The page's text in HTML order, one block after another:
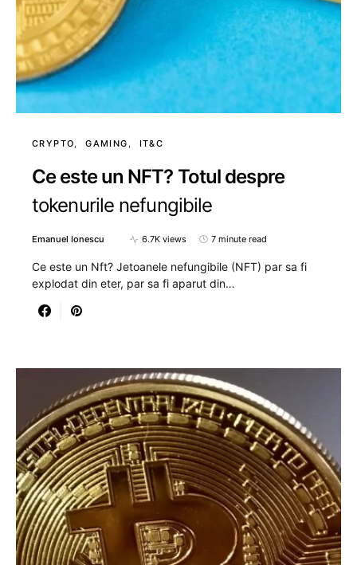
CRYPTO GAMING IT&C
Ce este un NFT? Totul despre
tokenurile nefungibile
Emanuel Ionescu 6.7K views 7 minute read
Ce este un Nft? Jetoanele nefungibile (NFT) par sa fi
explodat din eter, par sa fi aparut din…